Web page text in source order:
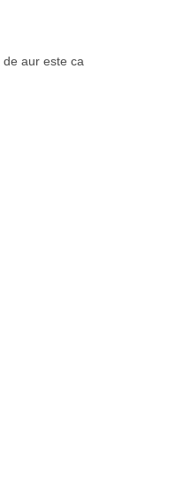
de aur este ca